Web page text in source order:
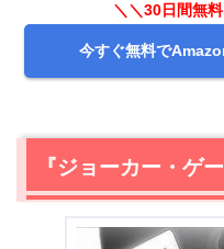
＼＼30日間無
今すぐ無料で
『ジョーカー・ゲ